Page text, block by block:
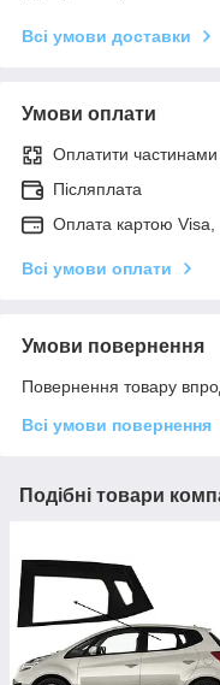
Всі умови доставки
Умови оплати
Оплатити частинами
Післяплата
Оплата картою
Всі умови оплати
Умови повернення
Повернення товару
Всі умови повернення
Подібні товари